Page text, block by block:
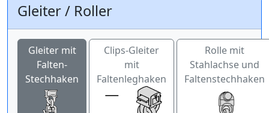
Gleiter / Roller
Gleiter mit
Falten-
Stechhaken
Clips-Gleiter
mit
Faltenleghaken
Rolle mit
Stahlachse und
Faltenstechhaken